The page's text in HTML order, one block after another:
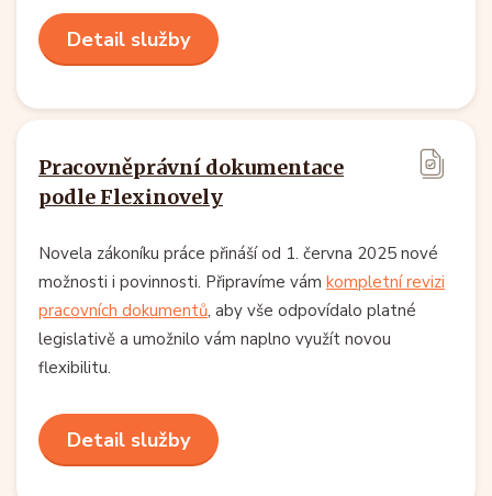
Detail služby
Pracovněprávní dokumentace
podle Flexinovely
Novela zákoníku práce přináší od 1. června 2025 nové
možnosti i povinnosti. Připravíme vám kompletní revizi
pracovních dokumentů, aby vše odpovídalo platné
legislativě a umožnilo vám naplno využít novou
flexibilitu.
Detail služby